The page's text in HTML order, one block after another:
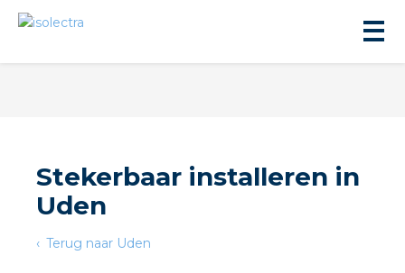
Stekerbaar installeren in
Uden
Terug naar Uden